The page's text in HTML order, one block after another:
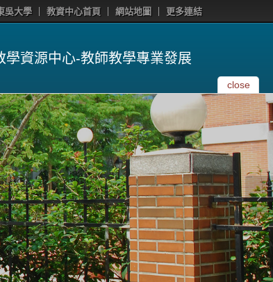
吳大學 教資中心首頁 網站地圖 更多連結
學資源中心-教師教學專業發展
close